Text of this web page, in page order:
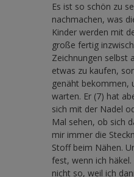
Es ist so schön zu
nachmachen, was
Kinder werden mit
große fertig
Zeichnungen selbst
etwas zu kaufen,
genäht bekommen,
warten. Er (7) hat
sich mit der Nadel
Mal sehen, ob sich
mir immer die
Stoff beim Nähen.
fest, wenn ich
nicht so, weil ich